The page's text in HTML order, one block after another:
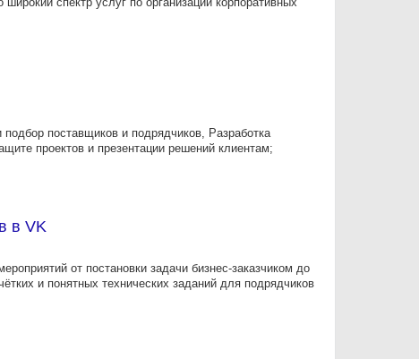
поставщиков и подрядчиков, Разработка
проектов и презентации решений клиентам;
в VK
от постановки задачи бизнес-заказчиком до
и понятных технических заданий для подрядчиков